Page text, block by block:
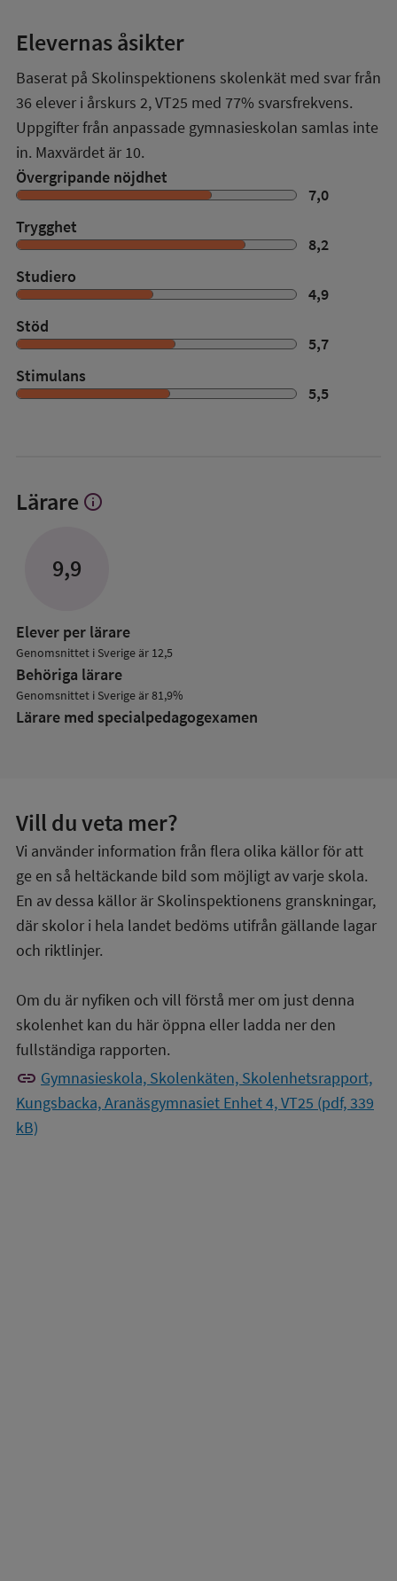
Elevernas åsikter
Baserat på Skolinspektionens skolenkät med svar från
36 elever i årskurs 2,VT25 med 77% svarsfrekvens.
Uppgifter från anpassade gymnasieskolan samlas inte
in. Maxvärdet är 10.
Övergripande nöjdhet
7,0
Trygghet
8,2
Studiero
4,9
Stöd
5,7
Stimulans
5,5
Lärare Visa
info
9,9
Elever per lärare
Genomsnittet i Sverige är 12,5
Behöriga lärare
Genomsnittet i Sverige är 81,9%
Lärare med specialpedagog­examen
Vill du veta mer?
Vi använder information från flera olika källor för att
ge en så heltäckande bild som möjligt av varje skola.
En av dessa källor är Skolinspektionens granskningar,
där skolor i hela landet bedöms utifrån gällande lagar
och riktlinjer.
Om du är nyfiken och vill förstå mer om just denna
skolenhet kan du här öppna eller ladda ner den
fullständiga rapporten.
link Gymnasieskola, Skolenkäten, Skolenhetsrapport,
Kungsbacka, Aranäsgymnasiet Enhet 4, VT25 (pdf, 339
kB)